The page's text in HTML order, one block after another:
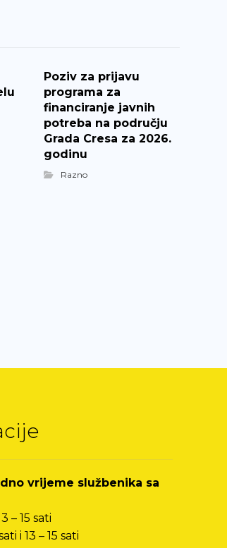
Poziv za prijavu
programa za
financiranje javnih
potreba na području
Grada Cresa za 2026.
godinu
Razno
vrijeme službenika sa
– 15 sati
i 13 – 15 sati